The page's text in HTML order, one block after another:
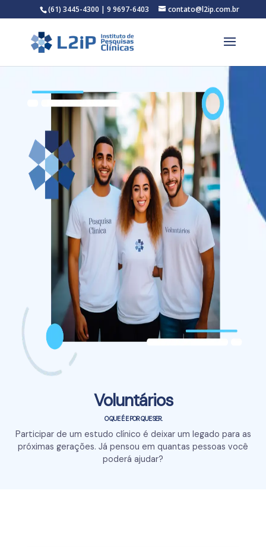
(61) 3445-4300 | 9 9697-6403 contato@l2ip.com.br
Voluntários
O QUE É E POR QUE SER.
Participar de um estudo clínico é deixar um legado para as
próximas gerações. Já pensou em quantas pessoas você
poderá ajudar?